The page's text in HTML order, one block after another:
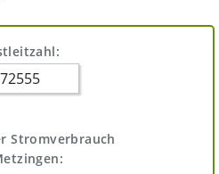
Stromverbrauch